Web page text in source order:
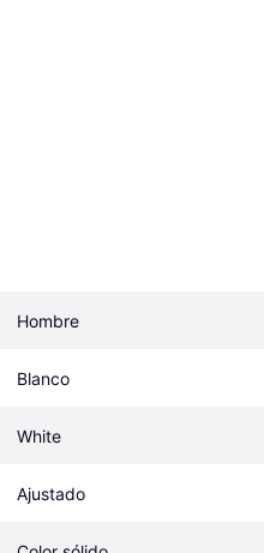
Hombre
Blanco
White
Ajustado